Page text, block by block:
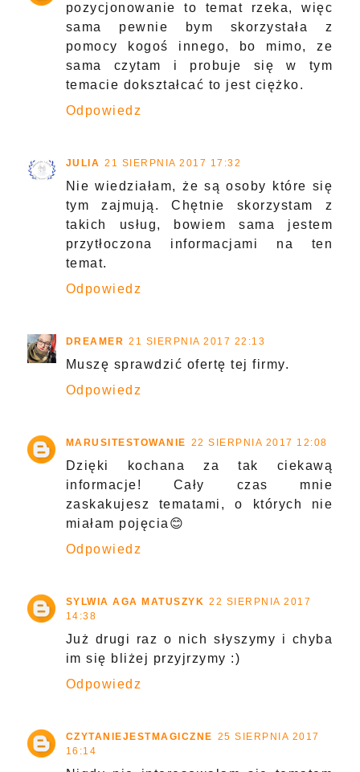
pozycjonowanie to temat rzeka, więc
sama pewnie bym skorzystała z
pomocy kogoś innego, bo mimo, ze
sama czytam i probuje się w tym
temacie dokształcać to jest ciężko.
Odpowiedz
JULIA 21 SIERPNIA 2017 17:32
Nie wiedziałam, że są osoby które się
tym zajmują. Chętnie skorzystam z
takich usług, bowiem sama jestem
przytłoczona informacjami na ten
temat.
Odpowiedz
DREAMER 21 SIERPNIA 2017 22:13
Muszę sprawdzić ofertę tej firmy.
Odpowiedz
MARUSITESTOWANIE 22 SIERPNIA 2017 12:08
Dzięki kochana za tak ciekawą
informacje! Cały czas mnie
zaskakujesz tematami, o których nie
miałam pojęcia😊
Odpowiedz
SYLWIA AGA MATUSZYK 22 SIERPNIA 2017
14:38
Już drugi raz o nich słyszymy i chyba
im się bliżej przyjrzymy :)
Odpowiedz
CZYTANIEJESTMAGICZNE 25 SIERPNIA 2017
16:14